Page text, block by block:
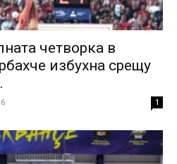
четворка в
избухна срещу
1